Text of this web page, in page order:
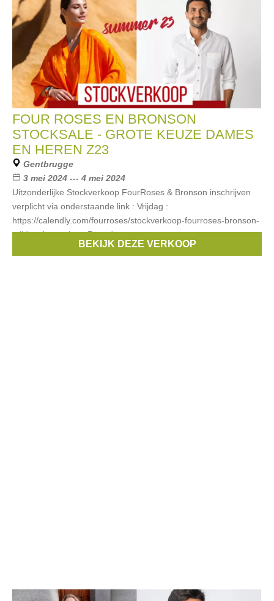
FOUR ROSES EN BRONSON
STOCKSALE - GROTE KEUZE DAMES
EN HEREN Z23
Gentbrugge
3 mei 2024 --- 4 mei 2024
Uitzonderlijke Stockverkoop FourRoses & Bronson inschrijven
verplicht via onderstaande link : Vrijdag :
https://calendly.com/fourroses/stockverkoop-fourroses-bronson-
vrijdag-1-ma-clone Zaterdag
Bronson,FOUR ROSES
BEKIJK DEZE VERKOOP